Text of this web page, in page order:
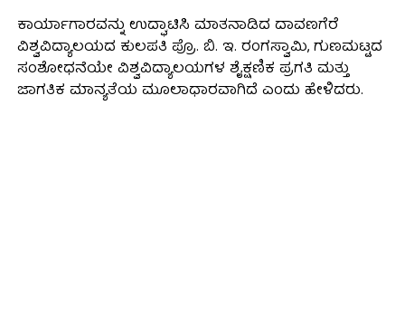
ಕಾರ್ಯಾಗಾರವನ್ನು ಉದ್ಘಾಟಿಸಿ ಮಾತನಾಡಿದ ದಾವಣಗೆರೆ
ವಿಶ್ವವಿದ್ಯಾಲಯದ ಕುಲಪತಿ ಪ್ರೊ. ಬಿ. ಇ. ರಂಗಸ್ವಾಮಿ, ಗುಣಮಟ್ಟದ
ಸಂಶೋಧನೆಯೇ ವಿಶ್ವವಿದ್ಯಾಲಯಗಳ ಶೈಕ್ಷಣಿಕ ಪ್ರಗತಿ ಮತ್ತು
ಜಾಗತಿಕ ಮಾನ್ಯತೆಯ ಮೂಲಾಧಾರವಾಗಿದೆ ಎಂದು ಹೇಳಿದರು.